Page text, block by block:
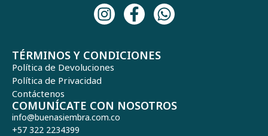
TÉRMINOS Y CONDICIONES
Política de Devoluciones
Política de Privacidad
Contáctenos
COMUNÍCATE CON NOSOTROS
info@buenasiembra.com.co
+57 322 2234399